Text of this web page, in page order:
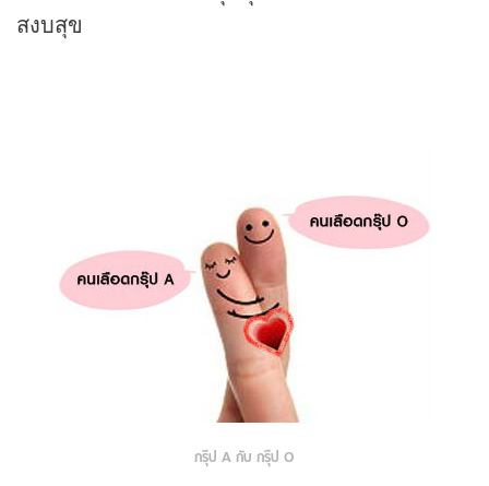
สงบสุข
กรุ๊ป A กับ กรุ๊ป O